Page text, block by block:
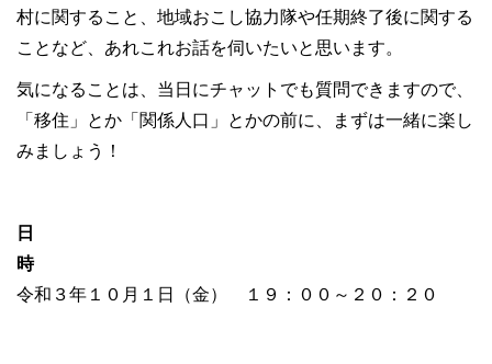
村に関すること、地域おこし協力隊や任期終了後に関する
ことなど、あれこれお話を伺いたいと思います。
気になることは、当日にチャットでも質問できますので、
「移住」とか「関係人口」とかの前に、まずは一緒に楽し
みましょう！
日
令和３年１０月１日（金） １９：００～２０：２０